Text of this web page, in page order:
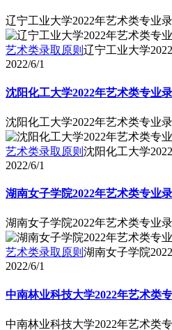
辽宁工业大学2022年艺术类专业
艺术类录取原则 辽宁工业大学
2022/6/1
沈阳化工大学2022年艺术类专业
沈阳化工大学2022年艺术类专业
艺术类录取原则 沈阳化工大学
2022/6/1
湖南女子学院2022年艺术类专业
湖南女子学院2022年艺术类专业
艺术类录取原则 湖南女子学院
2022/6/1
中南林业科技大学2022年艺术类
中南林业科技大学2022年艺术类